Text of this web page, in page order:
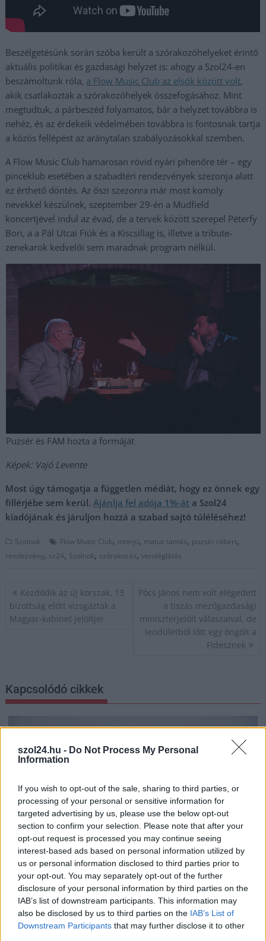
szol24.hu - Do Not Process My Personal
Information
If you wish to opt-out of the sale, sharing to third parties, or
processing of your personal or sensitive information for
targeted advertising by us, please use the below opt-out
section to confirm your selection. Please note that after your
opt-out request is processed you may continue seeing
interest-based ads based on personal information utilized by
us or personal information disclosed to third parties prior to
your opt-out. You may separately opt-out of the further
disclosure of your personal information by third parties on the
IAB’s list of downstream participants. This information may
also be disclosed by us to third parties on the IAB’s List of
Downstream Participants that may further disclose it to other
Beszélgetésünk során szóba került a szórakozóhelyeket érintő
aktuális politikai és gazdasági helyzet is: ahogy a Szol24-en
beszámoltunk róla, a Flow Music Club az elsők között volt,
akik csatlakoztak a szórakozóhelyek összefogásához. Mint
megtudtuk, a párbeszéd folyamatos, bár a helyzet továbbra is
nehéz, és az érdekeik védelmében továbbra is fontosnak tartja
a közös fellépést az aránytalan szabályozásokkal szemben.
A Flow Music Club hamarosan rövid nyári pihenőre tér – egy
pinceklub esetében a szabadtéri rendezvények szezonja alatt
ez érthető döntés. Az őszi szezonra már most komoly
nevekkel készülnek, szeptember 29-én a Mudfield
koncertjével indul az évad, de a tervek között szerepel Péterfy
Bori, a a Pál Utcai Fiúk és a Kiscsillag is, illetve a tribute-
zenekarok kedvelői sem maradnak program nélkül.
Puzsér és FAM hozta a formáját
Képek: Vajó Levente
Most úgy támogatja a független médiát, hogy ez önnek egy
fillérjébe sem kerül.Ajánlja fel adója 1%-át a Szol24
kiadójának és járuljon hozzá a szabad sajtó túléléséhez!
Szolnok Flow Music Club, interjú, matuz tamás, puzsér róbert,
rendezvény, sz24, Szolnok, szórakozás,vendéglátás
Bejegyzés
navigáció
Kezdődik az új korszak, 13
bizottság előtt vizsgáztak a
Magyar-kabinet jelöltjei
Pócs János nem volt elégedett
a tiszás mezőgazdasági
miniszterjelölt válaszaival, de
lendületből lőtt egy öngólt a
Fidesznek
Kapcsolódó cikkek
2026.08.07. Farkas András
Ön szerint hogy készül a hamisítatlan szolnoki
habos isler?
Igazi retró klasszikus desszert, amelyet generációk óta